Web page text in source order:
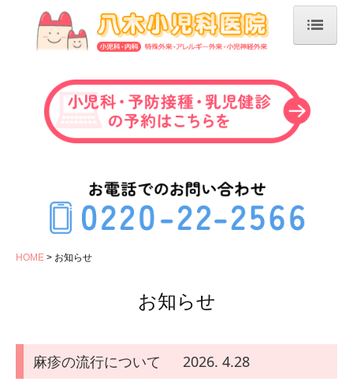
ご挨拶
お知らせ
診療案内
はじめて受診する方へ
内科
HOME お知らせ
お知らせ
麻疹の流行について 2026. 4.28